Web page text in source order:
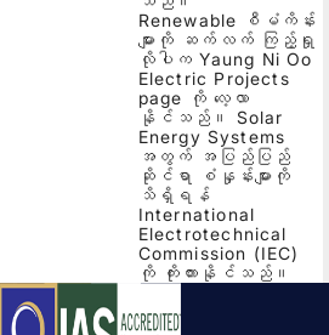
Renewable စီမံကိန်း
များကို ဆက်လက် ကြည့်ရှု
လိုပါက Yaung Ni Oo
Electric Projects
page ကို လေ့လာ
နိုင်သည်။ Solar
Energy Systems
အတွက် အပြည်ပြည်
ဆိုင်ရာ စံနှုန်းများကို
သိရှိရန်
International
Electrotechnical
Commission (IEC)
ကို ကိုးကားနိုင်သည်။